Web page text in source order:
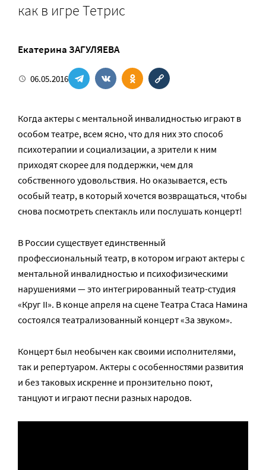
как в игре Тетрис
Екатерина ЗАГУЛЯЕВА
06.05.2016
Когда актеры с ментальной инвалидностью играют в
особом театре, всем ясно, что для них это способ
психотерапии и социализации, а зрители к ним
приходят скорее для поддержки, чем для
собственного удовольствия. Но оказывается, есть
особый театр, в который хочется возвращаться, чтобы
снова посмотреть спектакль или послушать концерт!
В России существует единственный
профессиональный театр, в котором играют актеры с
ментальной инвалидностью и психофизическими
нарушениями — это интегрированный театр-студия
«Круг II». В конце апреля на сцене Театра Стаса Намина
состоялся театрализованный концерт «За звуком».
Концерт был необычен как своими исполнителями,
так и репертуаром. Актеры с особенностями развития
и без таковых искренне и пронзительно поют,
танцуют и играют песни разных народов.